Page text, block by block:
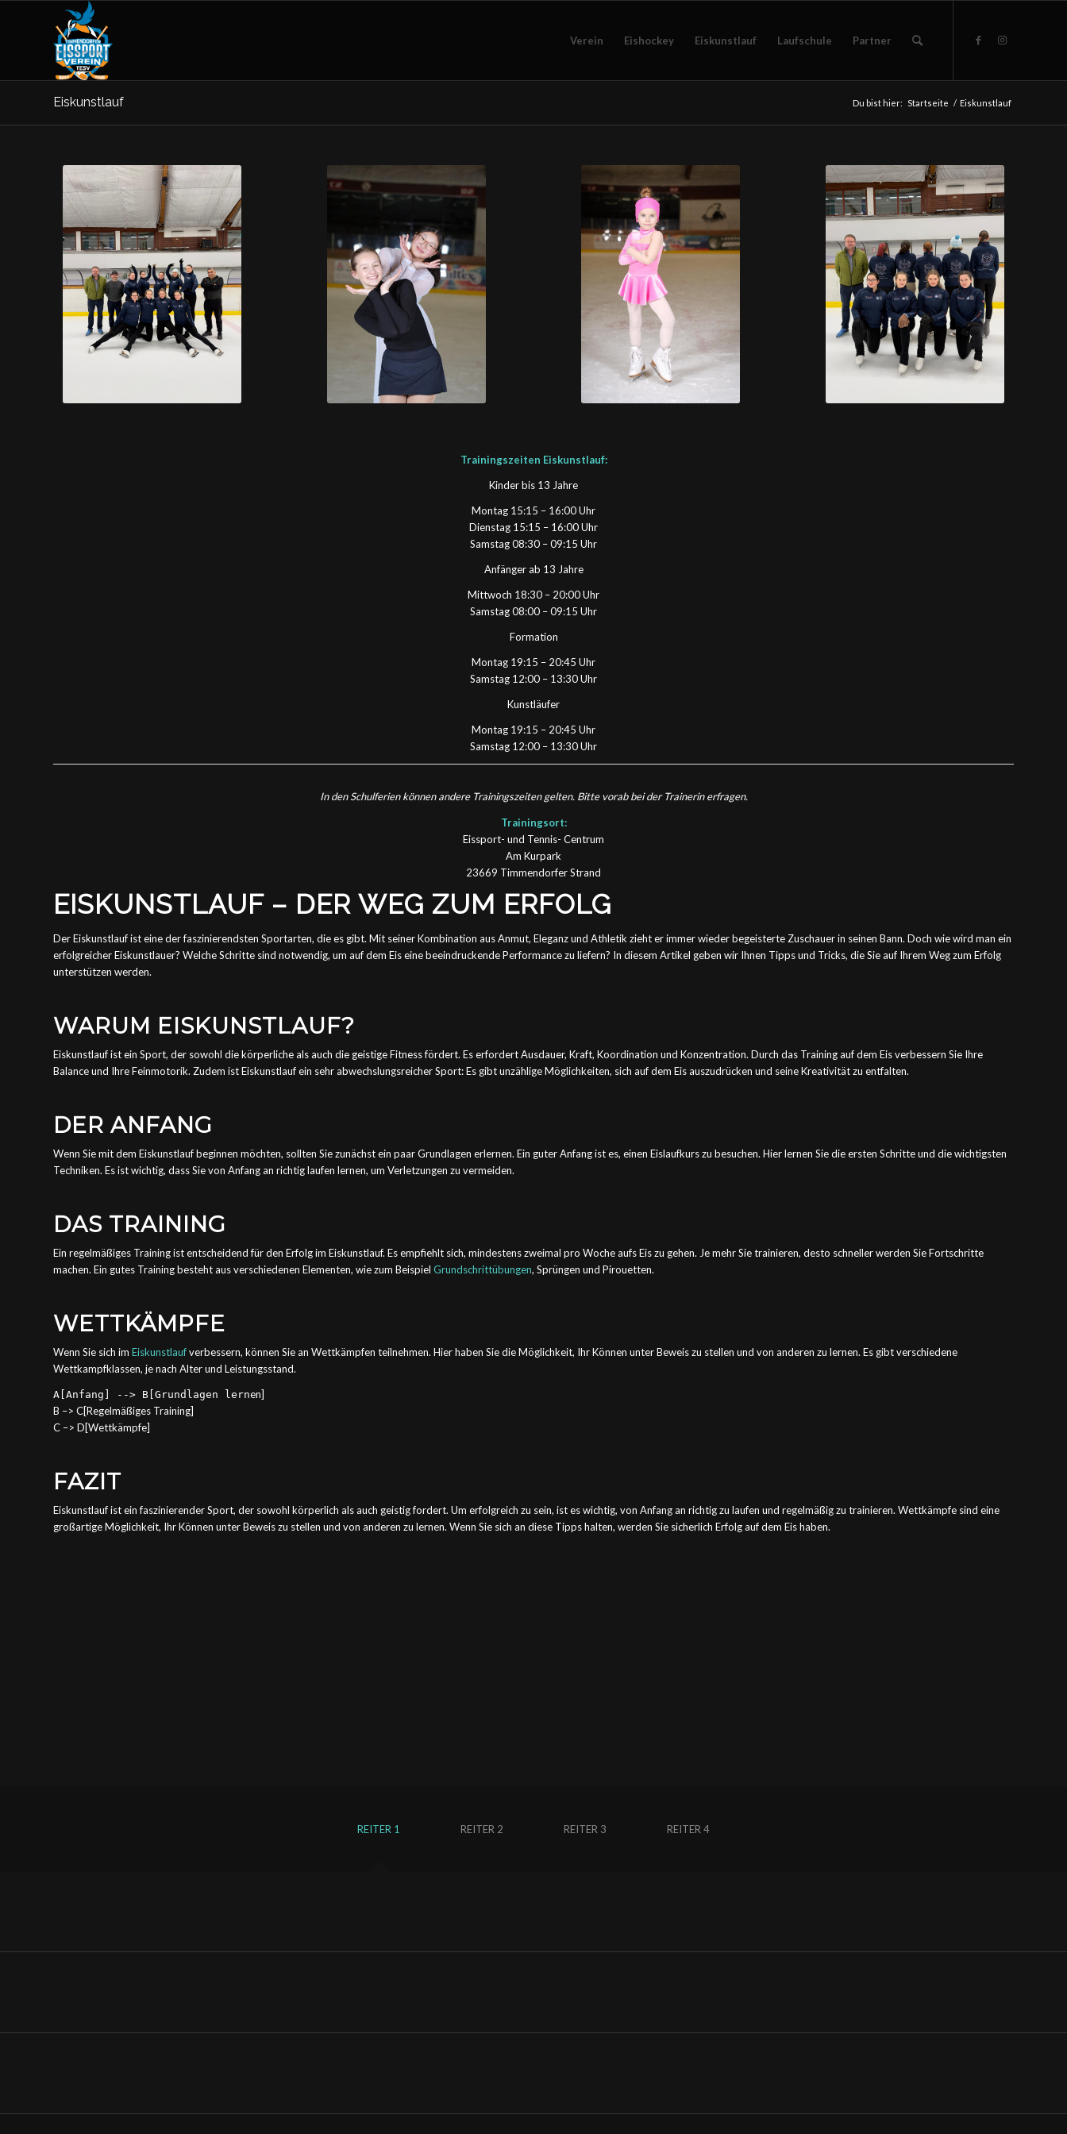
Verein Eishockey Eiskunstlauf Laufschule Partner
Eiskunstlauf Du bist hier: Startseite / Eiskunstlauf
Trainingszeiten Eiskunstlauf:
Kinder bis 13 Jahre
Montag 15:15 – 16:00 Uhr
Dienstag 15:15 – 16:00 Uhr
Samstag 08:30 – 09:15 Uhr
Anfänger ab 13 Jahre
Mittwoch 18:30 – 20:00 Uhr
Samstag 08:00 – 09:15 Uhr
Formation
Montag 19:15 – 20:45 Uhr
Samstag 12:00 – 13:30 Uhr
Kunstläufer
Montag 19:15 – 20:45 Uhr
Samstag 12:00 – 13:30 Uhr
In den Schulferien können andere Trainingszeiten gelten. Bitte vorab bei der Trainerin erfragen.
Trainingsort:
Eissport- und Tennis- Centrum
Am Kurpark
23669 Timmendorfer Strand
EISKUNSTLAUF – DER WEG ZUM ERFOLG
Der Eiskunstlauf ist eine der faszinierendsten Sportarten, die es gibt. Mit seiner Kombination aus Anmut, Eleganz und Athletik zieht er immer wieder begeisterte Zuschauer in seinen Bann. Doch wie wird man ein
erfolgreicher Eiskunstlauer? Welche Schritte sind notwendig, um auf dem Eis eine beeindruckende Performance zu liefern? In diesem Artikel geben wir Ihnen Tipps und Tricks, die Sie auf Ihrem Weg zum Erfolg
unterstützen werden.
WARUM EISKUNSTLAUF?
Eiskunstlauf ist ein Sport, der sowohl die körperliche als auch die geistige Fitness fördert. Es erfordert Ausdauer, Kraft, Koordination und Konzentration. Durch das Training auf dem Eis verbessern Sie Ihre
Balance und Ihre Feinmotorik. Zudem ist Eiskunstlauf ein sehr abwechslungsreicher Sport: Es gibt unzählige Möglichkeiten, sich auf dem Eis auszudrücken und seine Kreativität zu entfalten.
DER ANFANG
Wenn Sie mit dem Eiskunstlauf beginnen möchten, sollten Sie zunächst ein paar Grundlagen erlernen. Ein guter Anfang ist es, einen Eislaufkurs zu besuchen. Hier lernen Sie die ersten Schritte und die wichtigsten
Techniken. Es ist wichtig, dass Sie von Anfang an richtig laufen lernen, um Verletzungen zu vermeiden.
DAS TRAINING
Ein regelmäßiges Training ist entscheidend für den Erfolg im Eiskunstlauf. Es empfiehlt sich, mindestens zweimal pro Woche aufs Eis zu gehen. Je mehr Sie trainieren, desto schneller werden Sie Fortschritte
machen. Ein gutes Training besteht aus verschiedenen Elementen, wie zum Beispiel Grundschrittübungen, Sprüngen und Pirouetten.
WETTKÄMPFE
Wenn Sie sich im Eiskunstlaufverbessern, können Sie an Wettkämpfen teilnehmen. Hier haben Sie die Möglichkeit, Ihr Können unter Beweis zu stellen und von anderen zu lernen. Es gibt verschiedene
Wettkampfklassen, je nach Alter und Leistungsstand.
A[Anfang] --> B[Grundlagen lernen]
B –> C[Regelmäßiges Training]
C –> D[Wettkämpfe]
FAZIT
Eiskunstlauf ist ein faszinierender Sport, der sowohl körperlich als auch geistig fordert. Um erfolgreich zu sein, ist es wichtig, von Anfang an richtig zu laufen und regelmäßig zu trainieren. Wettkämpfe sind eine
großartige Möglichkeit, Ihr Können unter Beweis zu stellen und von anderen zu lernen. Wenn Sie sich an diese Tipps halten, werden Sie sicherlich Erfolg auf dem Eis haben.
REITER 1 REITER 2 REITER 3 REITER 4